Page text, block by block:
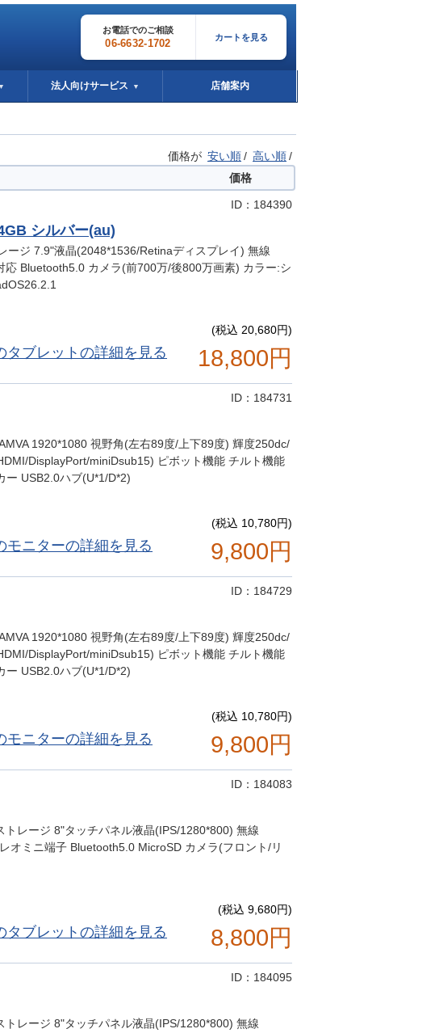
お電話でのご相談
06-6632-1702 カートを見る
▼ 法人向けサービス ▼ 店舗案内
価格が 安い順/ 高い順/
価格
ID：184390
シルバー(au)
ージ 7.9"液晶(2048*1536/Retinaディスプレイ) 無線
Bluetooth5.0 カメラ(前700万/後800万画素) カラー:シ
タブレットの詳細を見る
(税込 20,680円)
18,800円
ID：184731
1920*1080 視野角(左右89度/上下89度) 輝度250dc/
DisplayPort/miniDsub15) ピボット機能 チルト機能
ー USB2.0ハブ(U*1/D*2)
モニターの詳細を見る
(税込 10,780円)
9,800円
ID：184729
1920*1080 視野角(左右89度/上下89度) 輝度250dc/
DisplayPort/miniDsub15) ピボット機能 チルト機能
ー USB2.0ハブ(U*1/D*2)
モニターの詳細を見る
(税込 10,780円)
9,800円
ID：184083
レージ 8"タッチパネル液晶(IPS/1280*800) 無線
オミニ端子 Bluetooth5.0 MicroSD カメラ(フロント/リ
タブレットの詳細を見る
(税込 9,680円)
8,800円
ID：184095
レージ 8"タッチパネル液晶(IPS/1280*800) 無線